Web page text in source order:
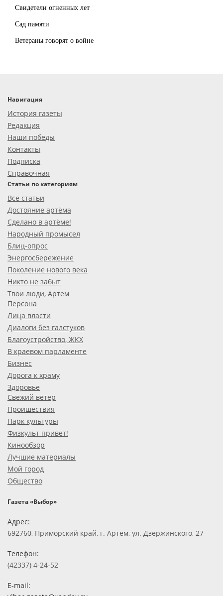
Свидетели огненных лет
Сад памяти
Ветераны говорят о войне
Навигация
История газеты
Редакция
Наши победы
Контакты
Подписка
Справочная
Статьи по категориям
Все статьи
Достояние артёма
Сделано в артёме!
Народный промысел
Блиц-опрос
Энергосбережение
Поколение нового века
Никто не забыт
Твои люди, Артем
Персона
Лица власти
Диалоги без галстуков
Благоустройство, ЖКХ
В краевом парламенте
Бизнес
Дорога к храму
Здоровье
Свежий ветер
Проишествия
Парк культуры
Физкульт привет!
Кинообзор
Лучшие материалы
Мой город
Общество
Газета «Выбор»
Адрес:
692760, Приморский край, г. Артем, ул. Дзержинского, 27
Телефон:
(42337) 4-24-52
E-mail: